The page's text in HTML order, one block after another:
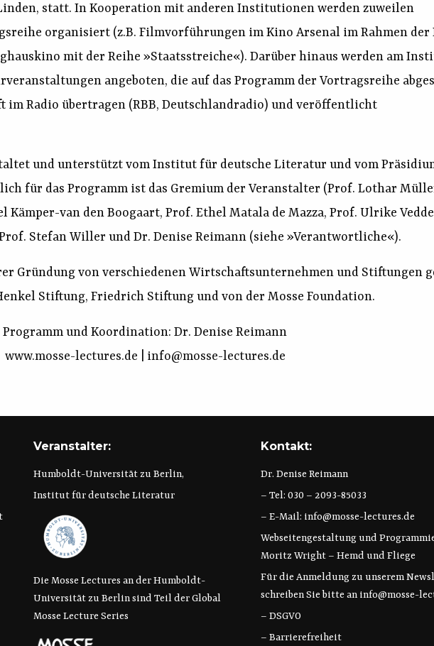
statt. In Kooperation mit anderen Institutionen werden zuweilen
organisiert (z.B. Filmvorführungen im Kino Arsenal im Rahmen der
mit der Reihe »Staatsstreiche«). Darüber hinaus werden am
angeboten, die auf das Programm der Vortragsreihe
im Radio übertragen (RBB, Deutschlandradio) und veröffentlicht
und unterstützt vom Institut für deutsche Literatur und vom
für das Programm ist das Gremium der Veranstalter (Prof. Lothar
van den Boogaart, Prof. Ethel Matala de Mazza, Prof. Ulrike
Stefan Willer und Dr. Denise Reimann (siehe »Verantwortliche«).
Gründung von verschiedenen Wirtschaftsunternehmen und Stiftungen
Stiftung, Friedrich Stiftung und von der Mosse Foundation.
Programm und Koordination: Dr. Denise Reimann
www.mosse-lectures.de
info@mosse-lectures.de
Veranstalter:
Humboldt-Universität zu Berlin,
Institut für deutsche Literatur
Die Mosse Lectures an der Humboldt-
Universität zu Berlin sind Teil der Global
Mosse Lecture Series
Kontakt:
Dr. Denise Reimann
– Tel: 030 – 2093-85033
– E-Mail: info@mosse-lectures.de
Webseitengestaltung und
Moritz Wright– Hemd und Fliege
Für die Anmeldung zu unserem
schreiben Sie bitte an info@mosse-
– DSGVO
– Barrierefreiheit